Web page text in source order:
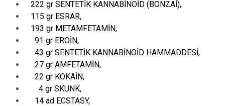
222 gr SENTETİK KANNABİNOİD (BONZAİ),
115 gr ESRAR,
193 gr METAMFETAMİN,
91 gr EROİN,
43 gr SENTETİK KANNABİNOİD HAMMADDESİ,
27 gr AMFETAMİN,
22 gr KOKAİN,
4 gr SKUNK,
14 ad ECSTASY,